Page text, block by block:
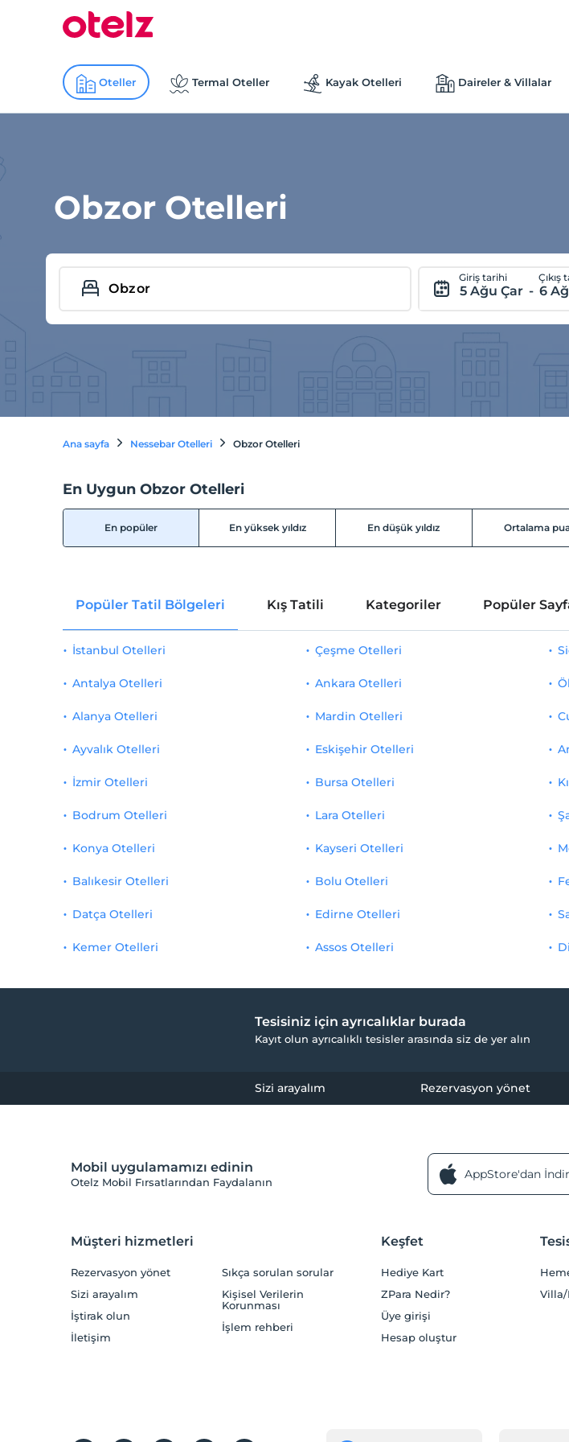
Oteller Termal Oteller Kayak Otelleri Daireler & Villalar
Obzor Otelleri
Giriş tarihi
5 Ağu Çar -
Çıkış
6
Ana sayfa Nessebar Otelleri Obzor Otelleri
En Uygun Obzor Otelleri
En popüler En yüksek yıldız En düşük yıldız Ortalama
Popüler Tatil Bölgeleri Kış Tatili Kategoriler Popüler
İstanbul Otelleri
Antalya Otelleri
Alanya Otelleri
Ayvalık Otelleri
İzmir Otelleri
Çeşme Otelleri
Ankara Otelleri
Mardin Otelleri
Eskişehir Otelleri
Bursa Otelleri
Bodrum Otelleri
Konya Otelleri
Balıkesir Otelleri
Datça Otelleri
Kemer Otelleri
Lara Otelleri
Kayseri Otelleri
Bolu Otelleri
Edirne Otelleri
Assos Otelleri
Tesisiniz için ayrıcalıklar burada
Kayıt olun ayrıcalıklı tesisler arasında siz de yer alın
Sizi arayalım Rezervasyon yönet
Mobil uygulamamızı edinin
Otelz Mobil Fırsatlarından Faydalanın
AppStore'dan
Müşteri hizmetleri
Rezervasyon yönet
Sizi arayalım
İştirak olun
İletişim
Sıkça sorulan sorular
Kişisel Verilerin
Korunması
İşlem rehberi
Keşfet
Hediye Kart
ZPara Nedir?
Üye girişi
Hesap oluştur